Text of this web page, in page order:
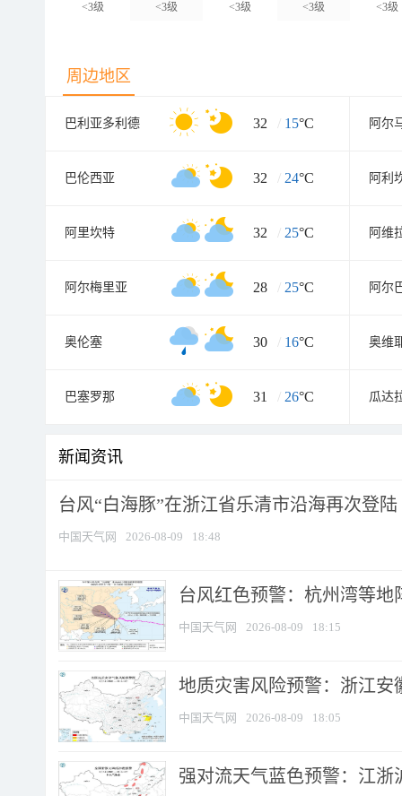
<3级 <3级 <3级 <3级 <3级
周边地区
巴利亚多利德 32 / 15°C 阿尔
巴伦西亚 32 / 24°C 阿利
阿里坎特 32 / 25°C 阿维
阿尔梅里亚 28 / 25°C 阿尔
奥伦塞 30 / 16°C 奥维
巴塞罗那 31 / 26°C 瓜达
新闻资讯
台风“白海豚”在浙江省乐清市沿海再次登陆
中国天气网 2026-08-09 18:48
台风红色预警：杭州湾等地
中国天气网 2026-08-09 18:15
地质灾害风险预警：浙江安
中国天气网 2026-08-09 18:05
强对流天气蓝色预警：江浙